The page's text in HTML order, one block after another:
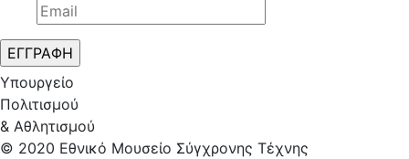
Υπουργείο
Πολιτισμού
& Αθλητισμού
© 2020 Εθνικό Μουσείο Σύγχρονης Τέχνης